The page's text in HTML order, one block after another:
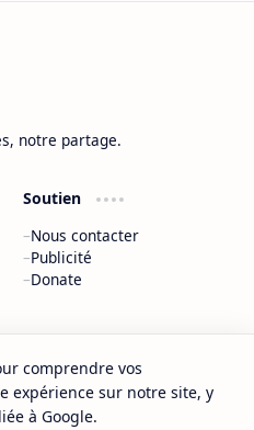
notre partage.
Soutien
Nous contacter
Publicité
Donate
comprendre vos
expérience sur notre site, y
à Google.